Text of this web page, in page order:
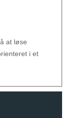
at løse
i et